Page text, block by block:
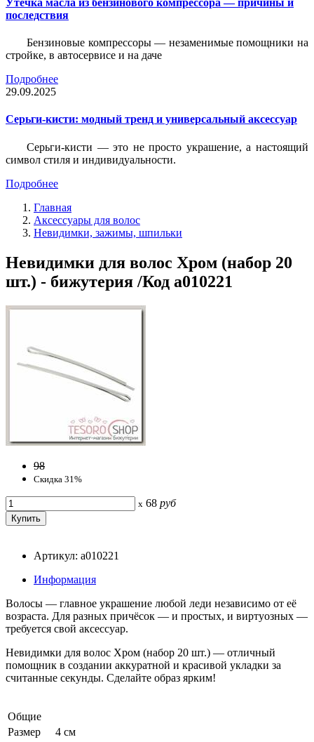
Утечка масла из бензинового компрессора — причины и
последствия
Бензиновые компрессоры — незаменимые помощники на
стройке, в автосервисе и на даче
Подробнее
29.09.2025
Серьги-кисти: модный тренд и универсальный аксессуар
Серьги-кисти — это не просто украшение, а настоящий
символ стиля и индивидуальности.
Подробнее
Главная
Аксессуары для волос
Невидимки, зажимы, шпильки
Невидимки для волос Хром (набор 20
шт.) - бижутерия /Код a010221
98
Скидка 31%
x 68 руб
Артикул: a010221
Информация
Волосы — главное украшение любой леди независимо от её
возраста. Для разных причёсок — и простых, и виртуозных —
требуется свой аксессуар.
Невидимки для волос Хром (набор 20 шт.) — отличный
помощник в создании аккуратной и красивой укладки за
считанные секунды. Сделайте образ ярким!
Общие
Размер
4 см